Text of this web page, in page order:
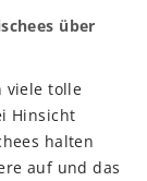
über
viele tolle
Hinsicht
halten
auf und das